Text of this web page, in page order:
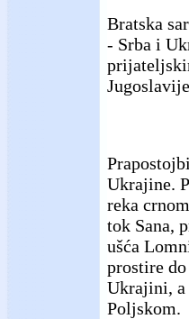
Bratska
- Srba i
Ukrajine.
reka
tok Sana,
ušća
prostire
Ukrajini, a
Poljskom.